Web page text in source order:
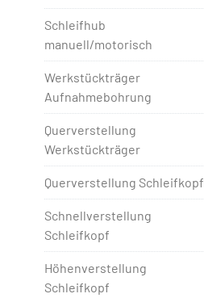
Schleifhub
manuell/motorisch
Werkstückträger
Aufnahmebohrung
Querverstellung
Werkstückträger
Querverstellung Schleifkopf
Schnellverstellung
Schleifkopf
Höhenverstellung
Schleifkopf